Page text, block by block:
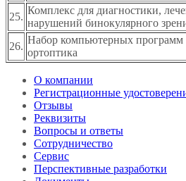
25.
Комплекс для диагностики,
нарушений бинокулярного
26.
Набор компьютерных программ
ортоптика
О компании
Регистрационные
Отзывы
Реквизиты
Вопросы и ответы
Сотрудничество
Сервис
Перспективные разработки